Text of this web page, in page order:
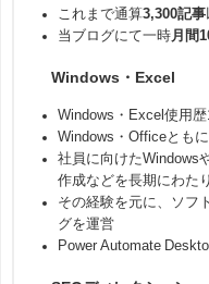
これまで通算3,300記事
当ブログにて一時月間
Windows・Excel
Windows・Excel使用歴
Windows・Officeとも
社員に向けたWindows
作成などを長期にわた
その経験を元に、ソフ
グを運営
Power Automate